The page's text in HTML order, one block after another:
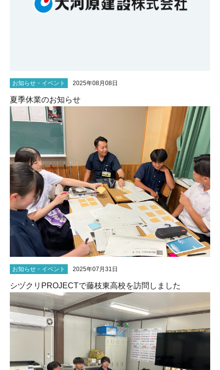
お知らせ・イベント 2025年08月08日
夏季休業のお知らせ
お知らせ・イベント 2025年07月31日
シヅクリPROJECTで藤枝東高校を訪問しました